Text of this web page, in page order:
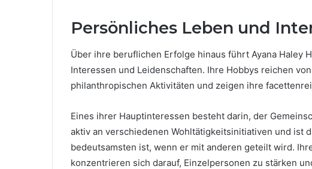
Persönliches Leben und
Über ihre beruflichen Erfolge hinaus führt Ayana Haley
Interessen und Leidenschaften. Ihre Hobbys reichen
philanthropischen Aktivitäten und zeigen ihre
Eines ihrer Hauptinteressen besteht darin, der
aktiv an verschiedenen Wohltätigkeitsinitiativen und ist
bedeutsamsten ist, wenn er mit anderen geteilt wird.
konzentrieren sich darauf, Einzelpersonen zu stärken